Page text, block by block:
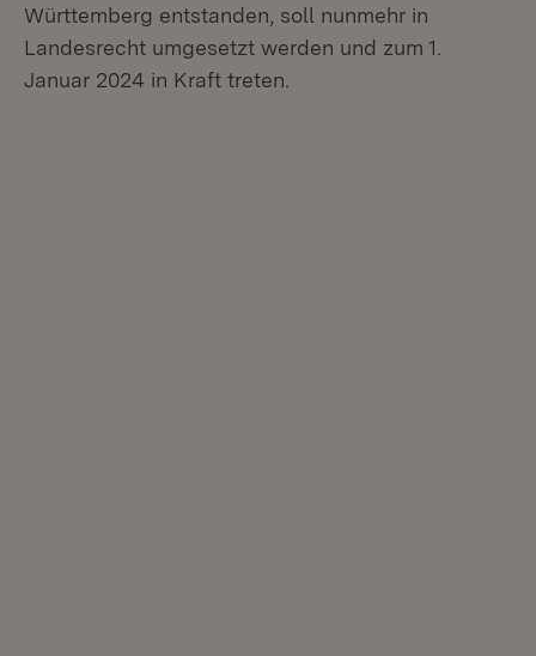
Württemberg entstanden, soll nunmehr in
Landesrecht umgesetzt werden und zum 1.
Januar 2024 in Kraft treten.